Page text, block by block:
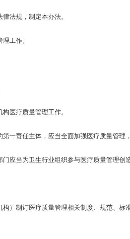
法规，制定本办法。
工作。
医疗质量管理工作。
责任主体，应当全面加强医疗质量管理，
当为卫生行业组织参与医疗质量管理创造
制订医疗质量管理相关制度、规范、标